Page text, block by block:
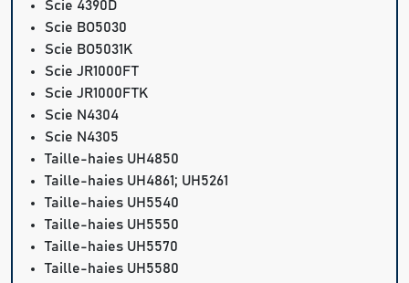
Scie 4390D
Scie BO5030
Scie BO5031K
Scie JR1000FT
Scie JR1000FTK
Scie N4304
Scie N4305
Taille-haies UH4850
Taille-haies UH4861; UH5261
Taille-haies UH5540
Taille-haies UH5550
Taille-haies UH5570
Taille-haies UH5580